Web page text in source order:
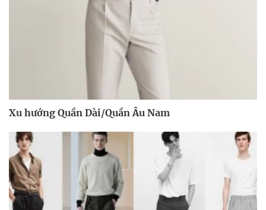
Xu hướng Quần Dài/Quần Âu Nam